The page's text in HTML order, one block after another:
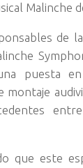
Malinche
de
puesta
que este